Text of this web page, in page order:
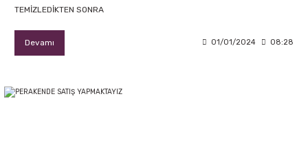
TEMİZLEDİKTEN SONRA
Devamı 01/01/2024 08:28